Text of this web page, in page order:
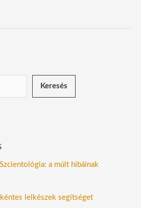
Keresés
a múlt hibáinak
lelkészek segítséget